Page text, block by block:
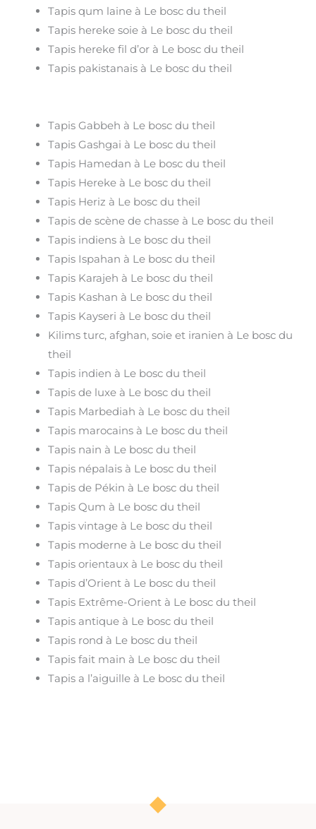
Tapis qum laine à Le bosc du theil
Tapis hereke soie à Le bosc du theil
Tapis hereke fil d’or à Le bosc du theil
Tapis pakistanais à Le bosc du theil
Tapis Gabbeh à Le bosc du theil
Tapis Gashgai à Le bosc du theil
Tapis Hamedan à Le bosc du theil
Tapis Hereke à Le bosc du theil
Tapis Heriz à Le bosc du theil
Tapis de scène de chasse à Le bosc du theil
Tapis indiens à Le bosc du theil
Tapis Ispahan à Le bosc du theil
Tapis Karajeh à Le bosc du theil
Tapis Kashan à Le bosc du theil
Tapis Kayseri à Le bosc du theil
Kilims turc, afghan, soie et iranien à Le bosc du
theil
Tapis indien à Le bosc du theil
Tapis de luxe à Le bosc du theil
Tapis Marbediah à Le bosc du theil
Tapis marocains à Le bosc du theil
Tapis nain à Le bosc du theil
Tapis népalais à Le bosc du theil
Tapis de Pékin à Le bosc du theil
Tapis Qum à Le bosc du theil
Tapis vintage à Le bosc du theil
Tapis moderne à Le bosc du theil
Tapis orientaux à Le bosc du theil
Tapis d’Orient à Le bosc du theil
Tapis Extrême-Orient à Le bosc du theil
Tapis antique à Le bosc du theil
Tapis rond à Le bosc du theil
Tapis fait main à Le bosc du theil
Tapis a l’aiguille à Le bosc du theil